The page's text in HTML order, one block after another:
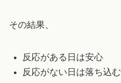
その結果、
反応がある日は安心
反応がない日は落ち込む